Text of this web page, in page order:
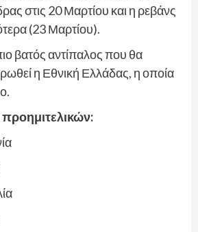
στις 20 Μαρτίου και η ρεβάνς
(23 Μαρτίου).
βατός αντίπαλος που θα
η Εθνική Ελλάδας, η οποία